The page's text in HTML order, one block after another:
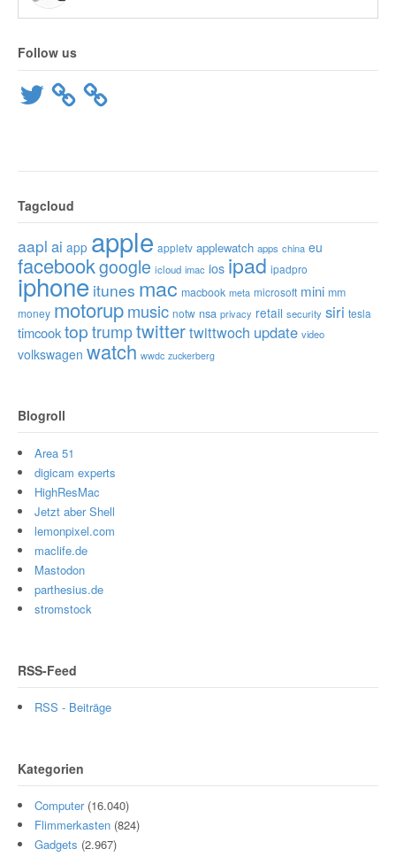
Follow us
Twitter
Tagcloud
aapl ai app apple appletv applewatch apps china eu
facebookgoogle icloud imac ios ipad ipadpro
iphone itunes mac macbook meta microsoft mini mm
money motorupmusic notw nsa privacy retail security siri tesla
timcooktop trumptwittertwittwoch update video
volkswagen watch wwdc zuckerberg
Blogroll
Area 51
digicam experts
HighResMac
Jetzt aber Shell
lemonpixel.com
maclife.de
Mastodon
parthesius.de
stromstock
RSS-Feed
RSS - Beiträge
Kategorien
Computer(16.040)
Flimmerkasten (824)
Gadgets (2.967)